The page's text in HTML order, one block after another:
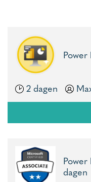
Power
2 dagen
dagen